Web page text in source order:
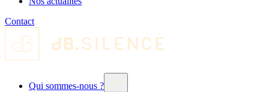
Contact
Qui sommes-nous ?